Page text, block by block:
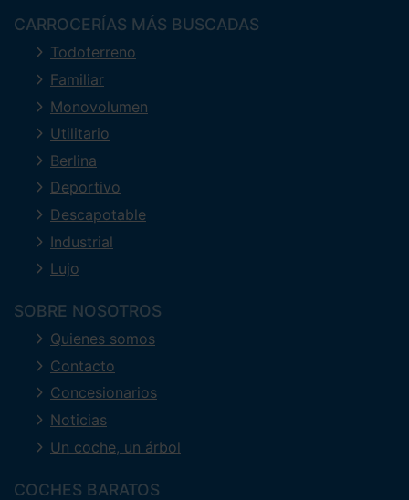
CARROCERÍAS MÁS BUSCADAS
Todoterreno
Familiar
Monovolumen
Utilitario
Berlina
Deportivo
Descapotable
Industrial
Lujo
SOBRE NOSOTROS
Quienes somos
Contacto
Concesionarios
Noticias
Un coche, un árbol
COCHES BARATOS